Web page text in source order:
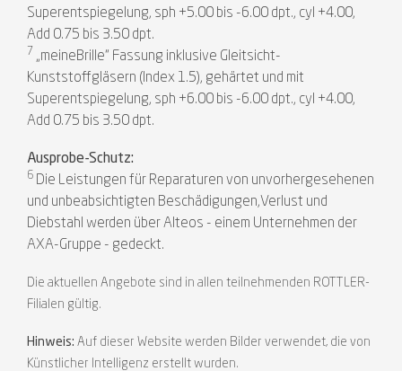
Superentspiegelung, sph +5.00 bis -6.00 dpt., cyl +4.00,
Add 0.75 bis 3.50 dpt.
7 „meineBrille“ Fassung inklusive Gleitsicht-
Kunststoffgläsern (Index 1.5), gehärtet und mit
Superentspiegelung, sph +6.00 bis -6.00 dpt., cyl +4.00,
Add 0.75 bis 3.50 dpt.
Ausprobe-Schutz:
6 Die Leistungen für Reparaturen von unvorhergesehenen
und unbeabsichtigten Beschädigungen,Verlust und
Diebstahl werden über Alteos - einem Unternehmen der
AXA-Gruppe - gedeckt.
Die aktuellen Angebote sind in allen teilnehmenden ROTTLER-
Filialen gültig.
Hinweis: Auf dieser Website werden Bilder verwendet, die von
Künstlicher Intelligenz erstellt wurden.